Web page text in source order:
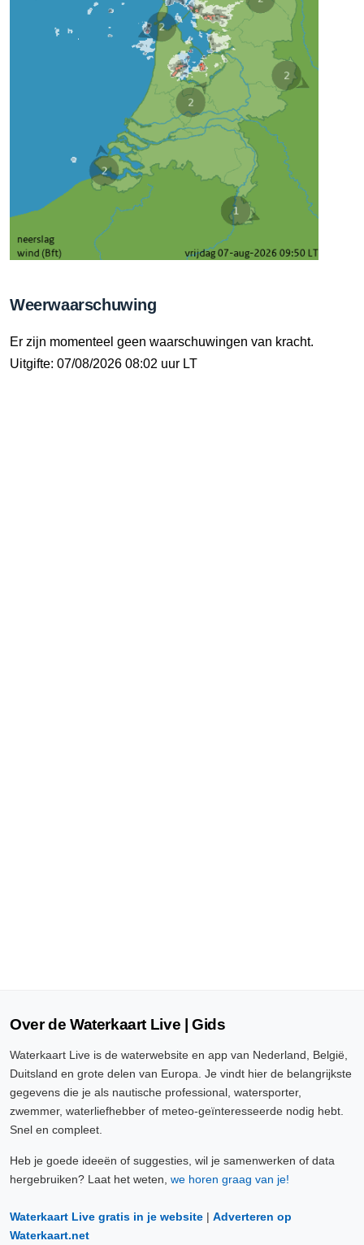
Weerwaarschuwing
Er zijn momenteel geen waarschuwingen van kracht.
Uitgifte: 07/08/2026 08:02 uur LT
Over de Waterkaart Live | Gids
Waterkaart Live is de waterwebsite en app van Nederland, België,
Duitsland en grote delen van Europa. Je vindt hier de belangrijkste
gegevens die je als nautische professional, watersporter,
zwemmer, waterliefhebber of meteo-geïnteresseerde nodig hebt.
Snel en compleet.
Heb je goede ideeën of suggesties, wil je samenwerken of data
hergebruiken? Laat het weten, we horen graag van je!
Waterkaart Live gratis in je website | Adverteren op
Waterkaart.net